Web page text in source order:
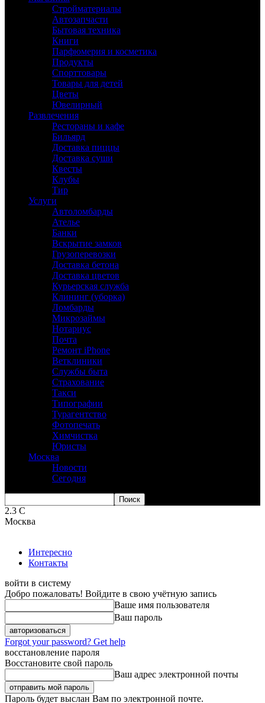
Стройматериалы
Автозапчасти
Бытовая техника
Книги
Парфюмерия и косметика
Продукты
Спорттовары
Товары для детей
Цветы
Ювелирный
Развлечения
Рестораны и кафе
Бильярд
Доставка пиццы
Доставка суши
Квесты
Клубы
Тир
Услуги
Автоломбарды
Ателье
Банки
Вскрытие замков
Грузоперевозки
Доставка бетона
Доставка цветов
Курьерская служба
Клининг (уборка)
Ломбарды
Микрозаймы
Нотариус
Почта
Ремонт iPhone
Ветклиники
Службы быта
Страхование
Такси
Типографии
Турагентство
Фотопечать
Химчистка
Юристы
Москва
Новости
Сегодня
2.3 C
Москва
Интересно
Контакты
войти в систему
Добро пожаловать! Войдите в свою учётную запись
Ваше имя пользователя
Ваш пароль
Forgot your password? Get help
восстановление пароля
Восстановите свой пароль
Ваш адрес электронной почты
Пароль будет выслан Вам по электронной почте.